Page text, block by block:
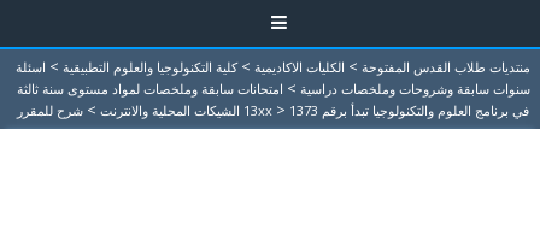
منتديات طلاب القدس المفتوحة > الكليات الاكاديمية > كلية التكنولوجيا والعلوم التطبيقية > اسئلة
سنوات سابقة وشروحات وملخصات دراسية > امتحانات سابقة وملخصات لمواد مستوى سنة ثالثة
في برنامج العلوم والتكنولوجيا تبدأ برقم 13xx
> 1373 الشيكات المحلية والانترنت > شرح للمقرر